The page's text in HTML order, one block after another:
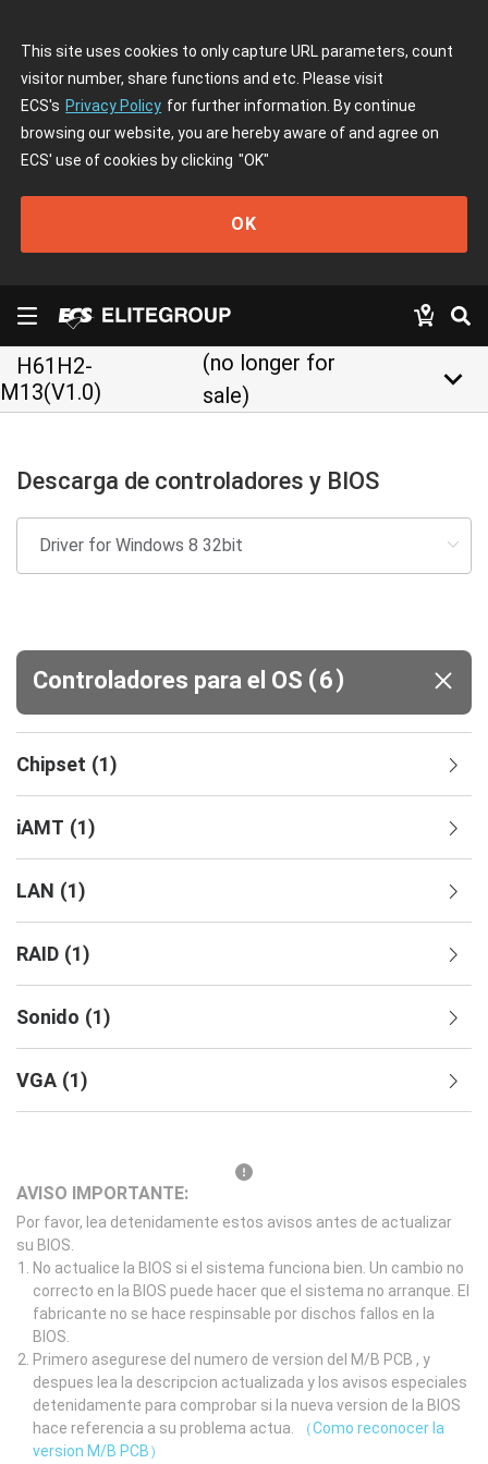
This site uses cookies to only capture URL parameters, count
visitor number, share functions and etc. Please visit
ECS's Privacy Policy for further information. By continue
browsing our website, you are hereby aware of and agree on
ECS' use of cookies by clicking "OK"
OK
H61H2-
M13(V1.0)
(no longer for
sale)
keyboard_arrow_down
Descarga de controladores y BIOS
Controladores para el OS (6)
Chipset (1)
iAMT (1)
LAN (1)
RAID (1)
Sonido (1)
VGA (1)
AVISO IMPORTANTE:
Por favor, lea detenidamente estos avisos antes de actualizar
su BIOS.
No actualice la BIOS si el sistema funciona bien. Un cambio no
correcto en la BIOS puede hacer que el sistema no arranque. El
fabricante no se hace respinsable por dischos fallos en la
BIOS.
Primero asegurese del numero de version del M/B PCB , y
despues lea la descripcion actualizada y los avisos especiales
detenidamente para comprobar si la nueva version de la BIOS
hace referencia a su problema actua.
（Como reconocer la
version M/B PCB）